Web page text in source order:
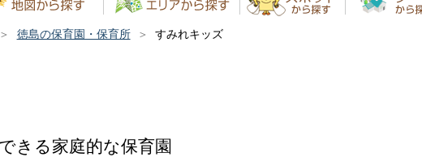
徳島の保育園・保育所 すみれキッズ
きる家庭的な保育園